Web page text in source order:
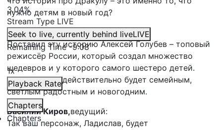
3.04%
Stream Type LIVE
Seek to live, currently behind liveLIVE
Remaining Time-9:08
1x
Playback Rate
Chapters
Chapters
нужно детям в новый год?
Алекс Верник,продюсер:
Поставил эту историю Алексей Голубев – топовый
режиссёр России, который создал множество
шедевров и у которого самого шестеро детей.
Поэтому шоу действительно будет семейным,
светлым радостным и новогодним.
Василий Киров,ведущий:
Так ваш персонаж, Ладислав, будет